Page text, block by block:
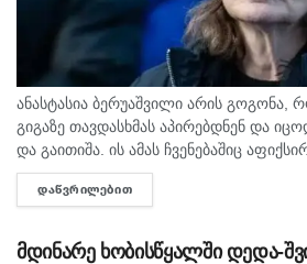
ანასტასია ბერუაშვილი არის
გიგაზე თავდასხმას აპირებდნენ და
და გაითიშა. ის ამას ჩვენებაშიც
იცოდა, - ამის შესახებ მოკლული
ავალიანის...
ᲓᲐᲬᲕᲠᲘᲚᲔᲑᲘᲗ
მდინარე ხობისწყალში დედა-